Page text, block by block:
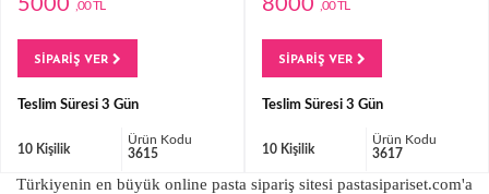
,00 TL
SİPARİŞ VER
Teslim Süresi 3 Gün
10 Kişilik
Ürün Kodu
3615
,00 TL
SİPARİŞ VER
Teslim Süresi 3 Gün
10 Kişilik
Ürün Kodu
3617
Türkiyenin en büyük online pasta sipariş sitesi pastasipariset.com'a